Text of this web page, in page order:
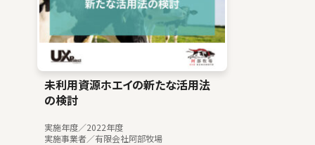
未利用資源ホエイの新たな活用法
の検討
実施年度／2022年度
実施事業者／有限会社阿部牧場